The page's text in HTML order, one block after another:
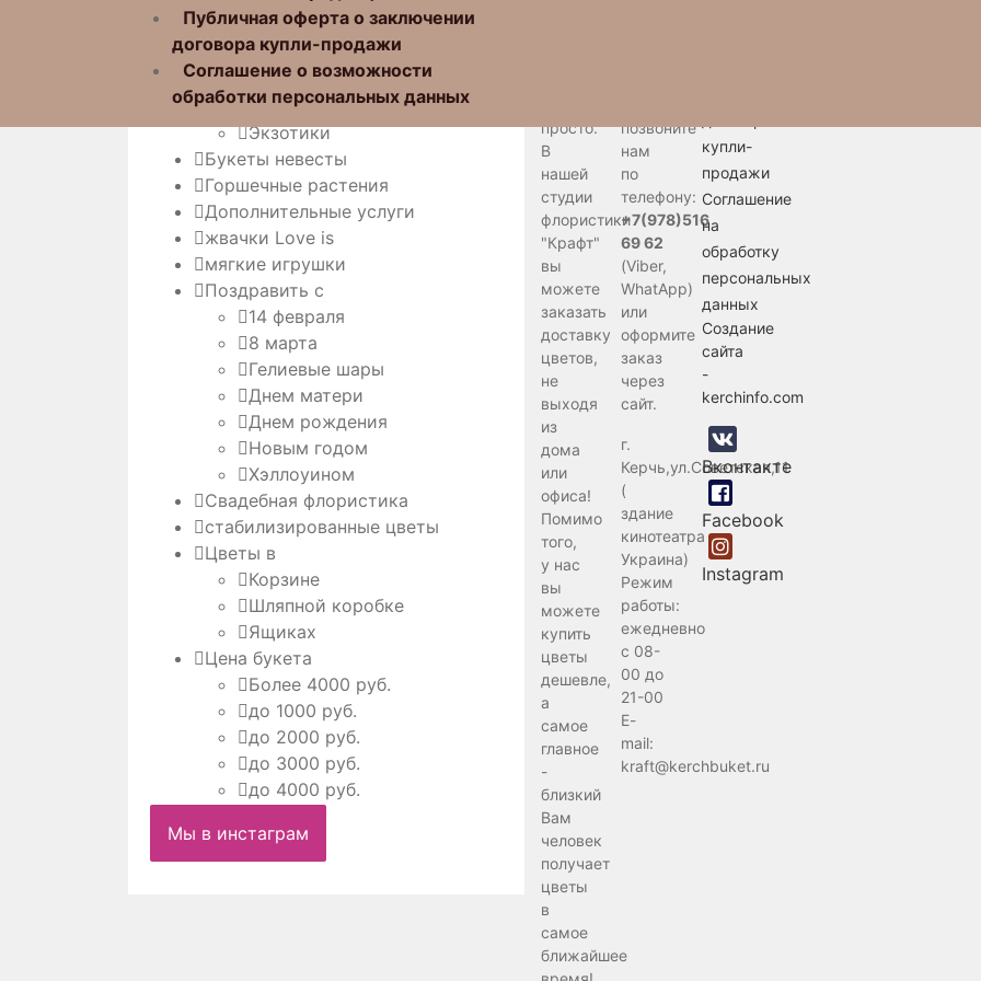
Публичная оферта о заключении
договора купли-продажи
Соглашение о возможности
обработки персональных данных
Гербер
Орхидей
Роз
Хризантем
Экзотики
Букеты невесты
Горшечные растения
Дополнительные услуги
жвачки Love is
мягкие игрушки
Поздравить с
14 февраля
8 марта
Гелиевые шары
Днем матери
Днем рождения
Новым годом
Хэллоуином
Свадебная флористика
стабилизированные цветы
Цветы в
Корзине
Шляпной коробке
Ящиках
Цена букета
Более 4000 руб.
до 1000 руб.
до 2000 руб.
до 3000 руб.
до 4000 руб.
Мы в инстаграм
просто.
В
нашей
студии
флористики
"Крафт"
вы
можете
заказать
доставку
цветов,
не
выходя
из
дома
или
офиса!
Помимо
того,
у нас
вы
можете
купить
цветы
дешевле,
а
самое
главное
-
близкий
Вам
человек
получает
цветы
в
самое
ближайшее
позвоните
нам
по
телефону:
+7(978)516
69 62
(Viber,
WhatApp)
или
оформите
заказ
через
сайт.
г.
Керчь,ул.Советская,11
(
здание
кинотеатра
Украина)
Режим
работы:
ежедневно
с 08-
00 до
21-00
E-
mail:
kraft@kerchbuket.ru
купли-
продажи
Соглашение
на
обработку
персональных
данных
Создание
сайта
-
kerchinfo.com
Вконтакте
Facebook
Instagram